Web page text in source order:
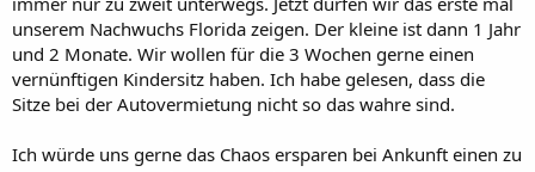
unserem Nachwuchs Florida zeigen. Der kleine ist dann 1 Jahr
und 2 Monate. Wir wollen für die 3 Wochen gerne einen
vernünftigen Kindersitz haben. Ich habe gelesen, dass die
Sitze bei der Autovermietung nicht so das wahre sind.
Ich würde uns gerne das Chaos ersparen bei Ankunft einen zu